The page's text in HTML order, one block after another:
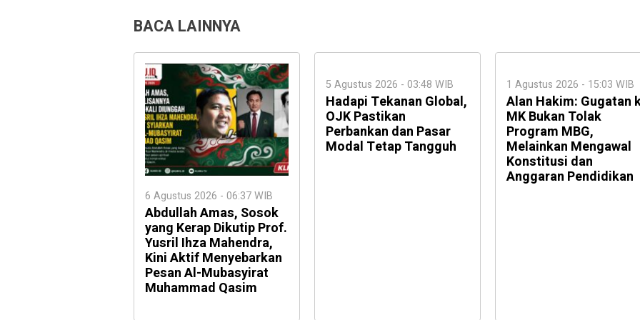
BACA LAINNYA
6 Agustus 2026 - 06:37 WIB
Abdullah Amas, Sosok
yang Kerap Dikutip Prof.
Yusril Ihza Mahendra,
Kini Aktif Menyebarkan
Pesan Al-Mubasyirat
Muhammad Qasim
5 Agustus 2026 - 03:48 WIB
Hadapi Tekanan Global,
OJK Pastikan
Perbankan dan Pasar
Modal Tetap Tangguh
1 Agustus 2026 - 15:03 WIB
Alan Hakim: Gugatan
MK Bukan Tolak
Program MBG,
Melainkan Mengawal
Konstitusi dan
Anggaran Pendidikan